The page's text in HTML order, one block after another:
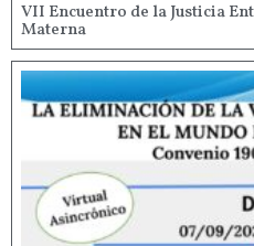
VII Encuentro de la Justicia
Materna